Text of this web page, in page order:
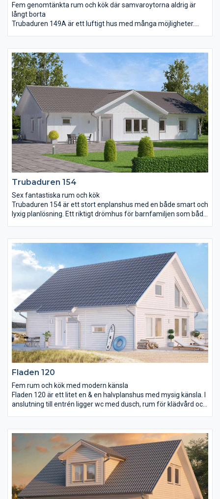
Fem genomtänkta rum och kök där samvaroytorna aldrig är
långt borta
Trubaduren 149A är ett luftigt hus med många möjligheter.
och öppna tak skänker ljus och energi till hela familjen, en plats
att umgås och trivas på. Härifrån har ni ett stort helglasat
skjutparti som tar er ut till den vindskyddade uteplatsen.Köket
är centralt placerat och dess klassiska form med tillhörande
köksö gör det extra arbetsvänligt och yteffektivt.
Föräldrasovrummet har försetts med eget badrum och walk-in
closet.
Trubaduren 154
Sex fantastiska rum och kök
Trubaduren 154 är ett stort enplanshus med en både smart och
lyxig planlösning. Ett riktigt drömhus för barnfamiljen som både
kök och vardagsrum. Ovanför skapar det öppna ryggåstaket ett
ytterligare djup. Det stora sovrummet är ett riktigt ”master
bedroom”. Här finns nämligen ett tillhörande badrum med
möjlighet till jacuzzi och en stor klädkammare på 3,9 m². I en
avskild del av huset finns ytterligare tre sovrum, wc och ett
allrum.
Fladen 120
Fem rum och kök med modern känsla
Fladen 120 är ett litet en & en halvplanshus med mysig känsla. I
anslutning till entrén ligger wc med dusch, rum för klädvård och
av undervåningen och större delen av vardagsrummet är öppet
upp till taknock. På andra våning finns två mindre sovrum,
klädkammare och wc med dusch. Här finns också ett mysigt
allrum att blicka ner till vardagsrummet från.